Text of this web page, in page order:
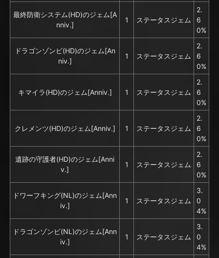
最終防衛システム(HD)のジェム[A
nniv.]
1 ステータスジェム
2.
6
0%
ドラゴンゾンビ(HD)のジェム[An
niv.]
1 ステータスジェム
2.
6
0%
キマイラ(HD)のジェム[Anniv.] 1 ステータスジェム
2.
6
0%
クレメンツ(HD)のジェム[Anniv.] 1 ステータスジェム
2.
6
0%
遺跡の守護者(HD)のジェム[Anni
v.]
1 ステータスジェム
2.
6
0%
ドワーフキング(NL)のジェム[Ann
iv.]
1 ステータスジェム
3.
0
4%
ドラゴンゾンビ(NL)のジェム[Ann
iv.]
1 ステータスジェム
3.
0
4%